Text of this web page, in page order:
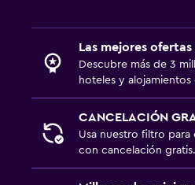
Ideal para familias
Cuna/cama nido disponibles
Libros, DVD, música para niños
Comidas para niños
Periquera
Las mejores
Descubre más de 3
hoteles y alojamientos
CANCELACIÓN
Usa nuestro filtro
con cancelación gratis.